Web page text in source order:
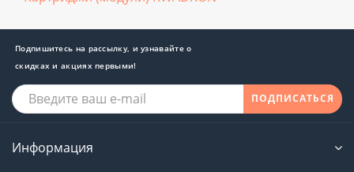
Подпишитесь на рассылку, и узнавайте о
скидках и акциях первыми!
ПОДПИСАТЬСЯ
Информация